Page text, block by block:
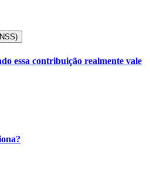
essa contribuição realmente vale